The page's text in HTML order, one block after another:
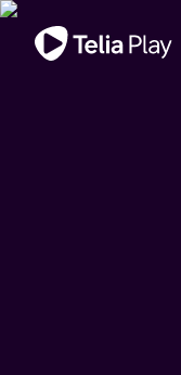
Viktigt meddelande